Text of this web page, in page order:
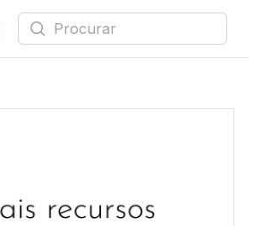
Procurar